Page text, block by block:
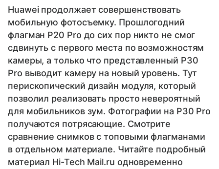
Huawei продолжает совершенствовать
мобильную фотосъемку. Прошлогодний
флагман P20 Pro до сих пор никто не смог
сдвинуть с первого места по возможностям
камеры, а только что представленный P30
Pro выводит камеру на новый уровень. Тут
перископический дизайн модуля, который
позволил реализовать просто невероятный
для мобильников зум. Фотографии на P30 Pro
получаются потрясающие. Смотрите
сравнение снимков с топовыми флагманами
в отдельном материале. Читайте подробный
материал Hi-Tech Mail.ru одновременно